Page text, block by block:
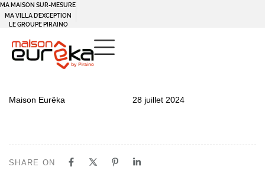
MA MAISON SUR-MESURE
MA VILLA D’EXCEPTION
LE GROUPE PIRAINO
IN:
Maison Eurêka
on:
28 juillet 2024
SHARE ON